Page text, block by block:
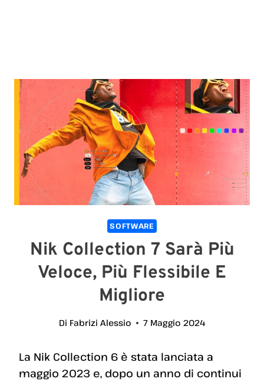
SOFTWARE
Nik Collection 7 Sarà Più
Veloce, Più Flessibile E
Migliore
Di Fabrizi Alessio 7 Maggio 2024
La Nik Collection 6 è stata lanciata a
maggio 2023 e, dopo un anno di continui